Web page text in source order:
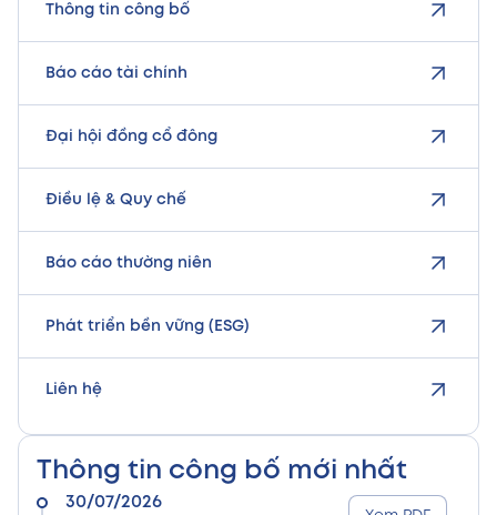
Thông tin công bố
Báo cáo tài chính
Đại hội đồng cổ đông
Điều lệ & Quy chế
Báo cáo thường niên
Phát triển bền vững (ESG)
Liên hệ
Thông tin công bố mới nhất
30/07/2026